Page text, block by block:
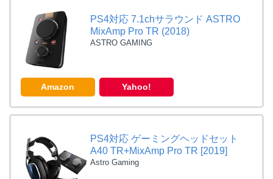
PS4対応 7.1chサラウンド ASTRO
MixAmp Pro TR (2018)
ASTRO GAMING
Amazon Yahoo!
PS4対応 ゲーミングヘッドセット
A40 TR+MixAmp Pro TR [2019]
Astro Gaming